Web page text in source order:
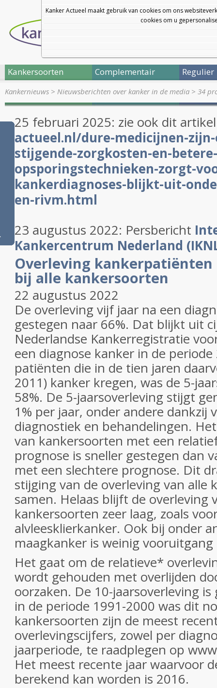
Kanker Actueel maakt gebruik van cookies om ons
cookies om u
Kankersoorten Complementair Regulier
Kankernieuws > Nieuwsberichten over kanker in de media > 34
25 februari 2025: zie ook dit
actueel.nl/dure-medicijnen-
stijgende-zorgkosten-en-betere-
opsporingstechnieken-zorgt-
kankerdiagnoses-blijkt-uit-
en-rivm.html
23 augustus 2022: Persbericht
Kankercentrum Nederland
Overleving
bij alle kankersoorten
22 augustus 2022
De overleving vijf jaar na een
gestegen naar 66%. Dat blijkt uit
Nederlandse Kankerregistratie
een diagnose kanker in de
patiënten die in de tien jaren
2011) kanker kregen, was de 5-
58%. De 5-jaarsoverleving stijgt
1% per jaar, onder andere dankzij
diagnostiek en behandelingen.
van kankersoorten met een
prognose is sneller gestegen dan
met een slechtere prognose. Dit
stijging van de overleving van alle
samen. Helaas blijft de overleving
kankersoorten zeer laag, zoals
alvleesklierkanker. Ook bij onder
maagkanker is weinig
Het gaat om de relatieve*
wordt gehouden met overlijden
oorzaken. De 10-jaarsoverleving
in de periode 1991-2000 was dit
kankersoorten zijn de meest
overlevingscijfers, zowel per
jaarperiode, te raadplegen op
Het meest recente jaar waarvoor
berekend kan worden is 2016.